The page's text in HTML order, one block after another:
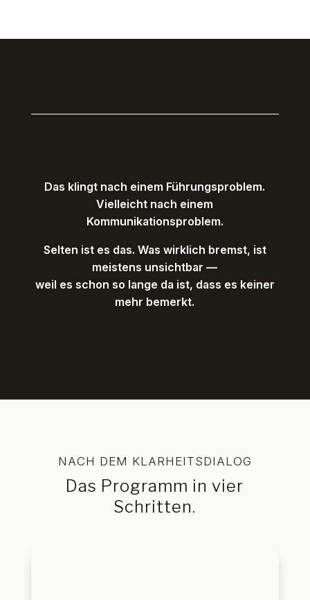
Das klingt nach einem Führungsproblem.
Vielleicht nach einem
Kommunikationsproblem.
Selten ist es das. Was wirklich bremst, ist
meistens unsichtbar —
weil es schon so lange da ist, dass es keiner
mehr bemerkt.
NACH DEM KLARHEITSDIALOG
Das Programm in vier
Schritten.